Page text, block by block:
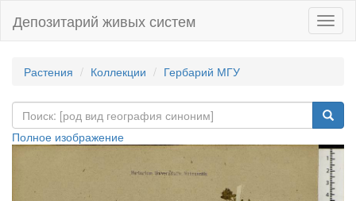
Депозитарий живых систем
Растения Коллекции Гербарий МГУ
Полное изображение